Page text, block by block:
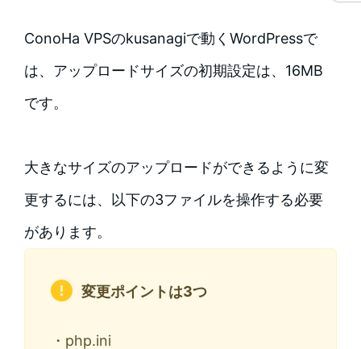
ConoHa VPSのkusanagiで動くWordPressで
は、アップロードサイズの初期設定は、16MB
です。
大きなサイズのアップロードができるように変
更するには、以下の3ファイルを操作する必要
があります。
変更ポイントは3つ
・php.ini